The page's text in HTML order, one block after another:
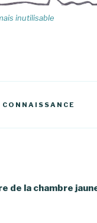
inutilisable
CONNAISSANCE
de la chambre